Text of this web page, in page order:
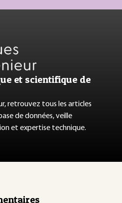
et scientifique de
retrouvez tous les articles
de données, veille
et expertise technique.